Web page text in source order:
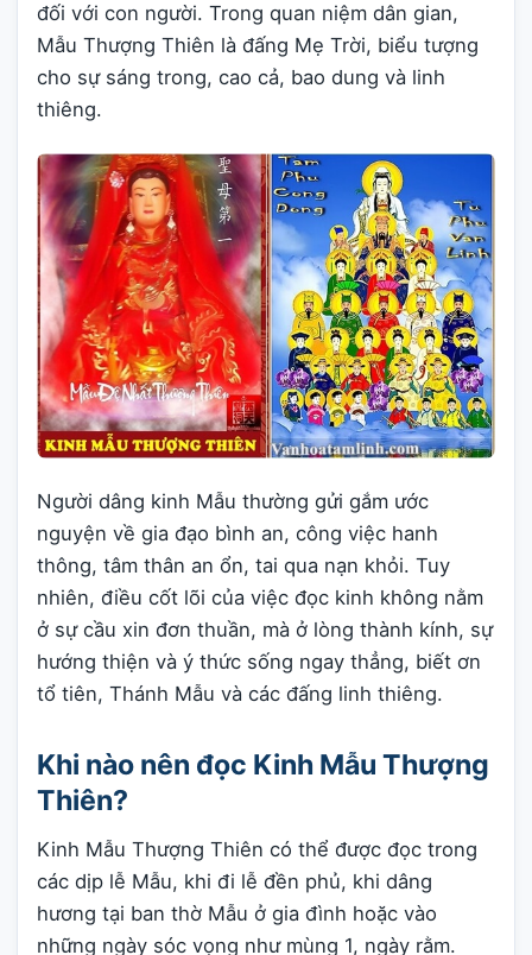
đối với con người. Trong quan niệm dân gian,
Mẫu Thượng Thiên là đấng Mẹ Trời, biểu tượng
cho sự sáng trong, cao cả, bao dung và linh
thiêng.
Người dâng kinh Mẫu thường gửi gắm ước
nguyện về gia đạo bình an, công việc hanh
thông, tâm thân an ổn, tai qua nạn khỏi. Tuy
nhiên, điều cốt lõi của việc đọc kinh không nằm
ở sự cầu xin đơn thuần, mà ở lòng thành kính, sự
hướng thiện và ý thức sống ngay thẳng, biết ơn
tổ tiên, Thánh Mẫu và các đấng linh thiêng.
Khi nào nên đọc Kinh Mẫu Thượng
Thiên?
Kinh Mẫu Thượng Thiên có thể được đọc trong
các dịp lễ Mẫu, khi đi lễ đền phủ, khi dâng
hương tại ban thờ Mẫu ở gia đình hoặc vào
những ngày sóc vọng như mùng 1, ngày rằm.